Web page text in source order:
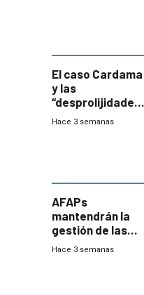
innovadora
El caso Cardama
y las
“desprolijidades”
que la
Hace 3 semanas
AFAPs
mantendrán la
gestión de las
cuentas
Hace 3 semanas